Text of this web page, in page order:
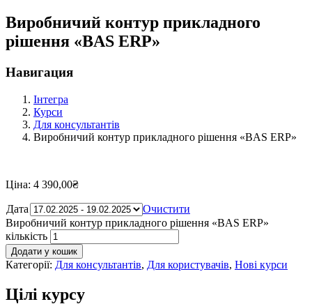
Виробничий контур прикладного
рішення «BAS ERP»
Навигация
Інтегра
Курси
Для консультантів
Виробничий контур прикладного рішення «BAS ERP»
Ціна: 4 390,00₴
Дата
Очистити
Виробничий контур прикладного рішення «BAS ERP»
кількість
Додати у кошик
Категорії: Для консультантів, Для користувачів, Нові курси
Цілі курсу